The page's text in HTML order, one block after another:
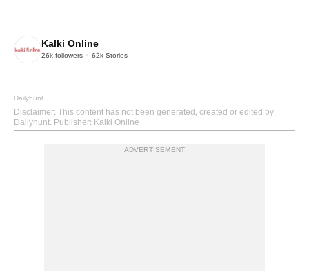
Kalki Online
26k followers 62k Stories
Dailyhunt
Disclaimer: This content has not been generated, created or edited by
Dailyhunt. Publisher: Kalki Online
ADVERTISEMENT